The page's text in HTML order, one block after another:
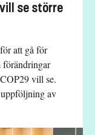
se större
att gå för
förändringar
vill se.
av